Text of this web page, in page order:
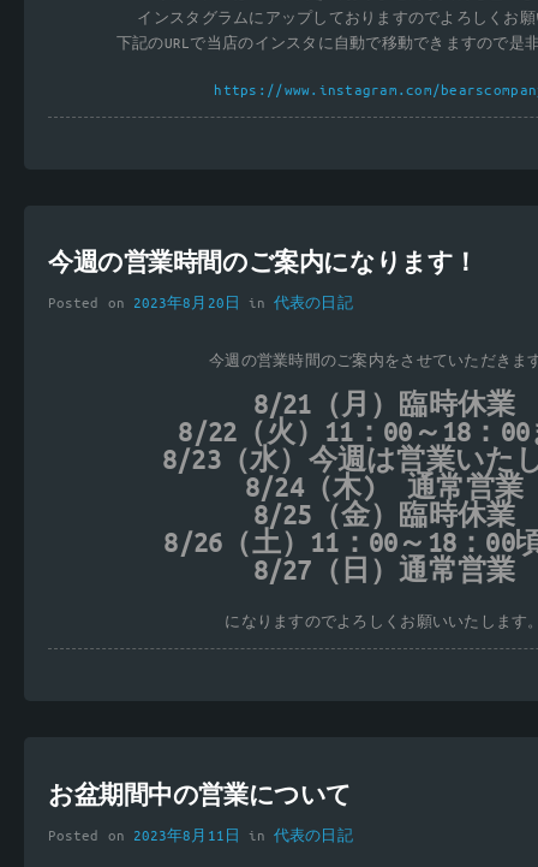
インスタグラムにアップしておりますのでよろしくお
下記のURLで当店のインスタに自動で移動できますので是
https://www.instagram.com/
今週の営業時間のご案内になります！
Posted on 2023年8月20日 in代表の日記
今週の営業時間のご案内をさせていただきま
8/21（月）臨時休業
8/22（火）11：00～18：
8/23（水）今週は営業いた
8/24（木) 通常営業
8/25（金）臨時休業
8/26（土）11：00～18：00
8/27（日）通常営業
になりますのでよろしくお願いいたします
お盆期間中の営業について
Posted on 2023年8月11日 in代表の日記